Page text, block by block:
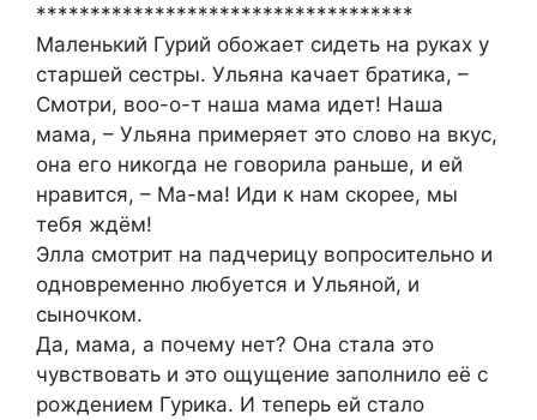
***********************************
Маленький Гурий обожает сидеть на руках у
старшей сестры. Ульяна качает братика, –
Смотри, воо-о-т наша мама идет! Наша
мама, – Ульяна примеряет это слово на вкус,
она его никогда не говорила раньше, и ей
нравится, – Ма-ма! Иди к нам скорее, мы
тебя ждём!
Элла смотрит на падчерицу вопросительно и
одновременно любуется и Ульяной, и
сыночком.
Да, мама, а почему нет? Она стала это
чувствовать и это ощущение заполнило её с
рождением Гурика. И теперь ей стало